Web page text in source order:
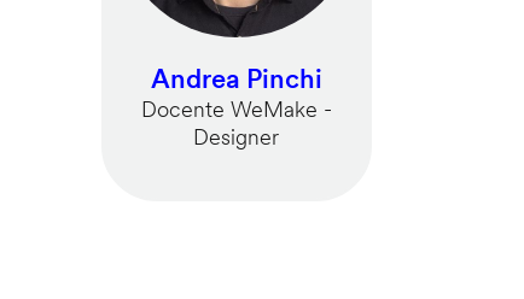
Andrea Pinchi
Docente WeMake -
Designer